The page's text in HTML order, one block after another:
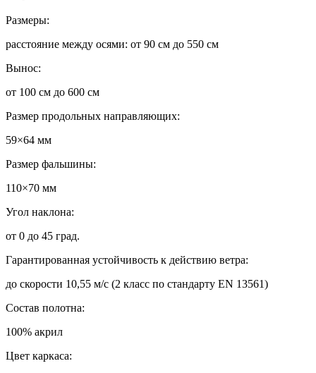
Размеры:
расстояние между осями: от 90 см до 550 см
Вынос:
от 100 см до 600 см
Размер продольных направляющих:
59×64 мм
Размер фальшины:
110×70 мм
Угол наклона:
от 0 до 45 град.
Гарантированная устойчивость к действию ветра:
до скорости 10,55 м/с (2 класс по стандарту EN 13561)
Состав полотна:
100% акрил
Цвет каркаса: